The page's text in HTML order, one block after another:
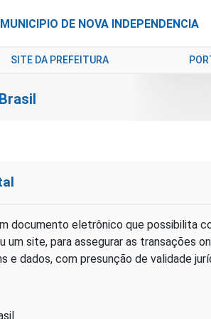
DE NOVA INDEPENDENCIA
SITE DA PREFEITURA
documento eletrônico que possibilita
um site, para assegurar as transações
e dados, com presunção de validade